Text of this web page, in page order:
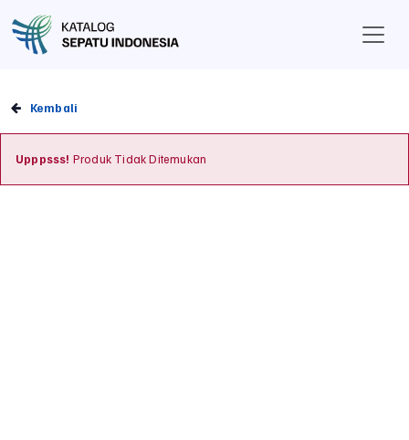
Kembali
Upppsss! Produk Tidak Ditemukan